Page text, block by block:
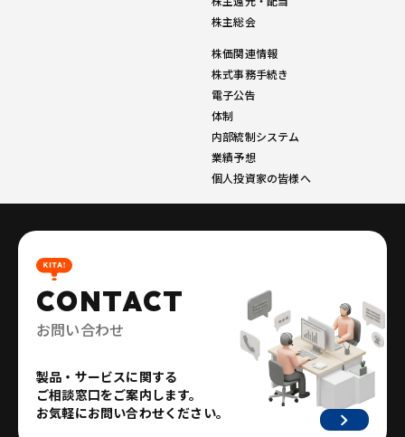
株主総会
株価関連情報
株式事務手続き
電子公告
体制
内部統制システム
業績予想
個人投資家の皆様へ
CONTACT
お問い合わせ
製品・サービスに関する
ご相談窓口をご案内します。
お気軽にお問い合わせください。